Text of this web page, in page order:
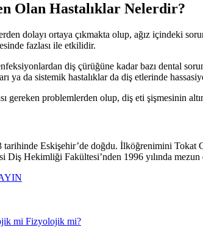
Olan Hastalıklar Nelerdir?
dolayı ortaya çıkmakta olup, ağız içindeki
fazlası ile etkilidir.
diş çürüğüne kadar bazı dental
ya da sistemik hastalıklar da diş etlerinde
gereken problemlerden olup, diş eti şişmesinin
Eskişehir’de doğdu. İlköğrenimini Tokat
Diş Hekimliği Fakültesi’nden 1996 yılında mezun
mi Fizyolojik mi?